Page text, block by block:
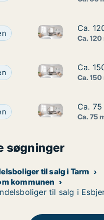
andelsbolig til salg i
Ca. 120 m2Ca.
Ca.
Ca. 120
andelsbolig til salg i
Ca. 150 m2Ca.
Ca.
Ca. 150
andelsbolig til salg i
Ca. 75 m2Ca.
Ca.
Ca. 75
søgninger
til salg i Tarm
kommunen
til salg i